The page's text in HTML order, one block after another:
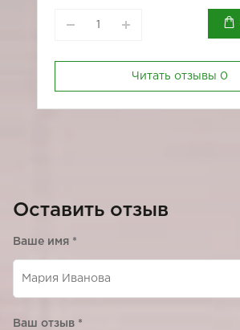
Читать отзывы 0
Оставить отзыв
Ваше имя *
Ваш отзыв *